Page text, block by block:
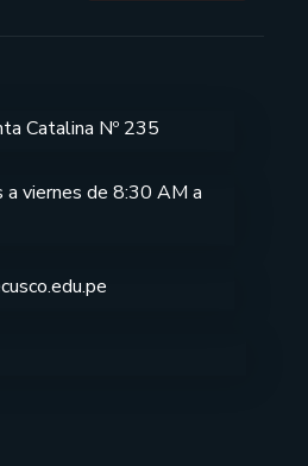
Catalina Nº 235
a viernes de 8:30 AM a